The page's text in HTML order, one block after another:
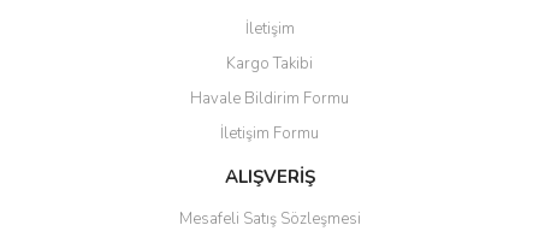
İletişim
Kargo Takibi
Havale Bildirim Formu
İletişim Formu
ALIŞVERİŞ
Mesafeli Satış Sözleşmesi